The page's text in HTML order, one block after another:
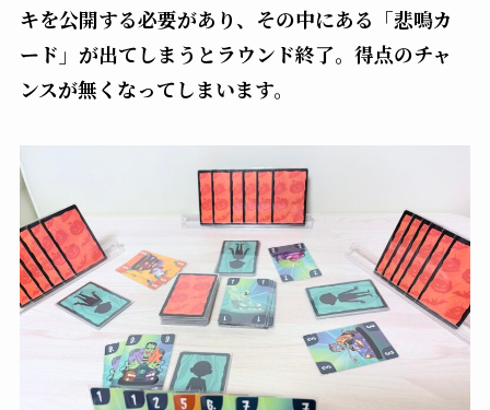
キを公開する必要があり、その中にある「悲鳴カ
ード」が出てしまうとラウンド終了。得点のチャ
ンスが無くなってしまいます。